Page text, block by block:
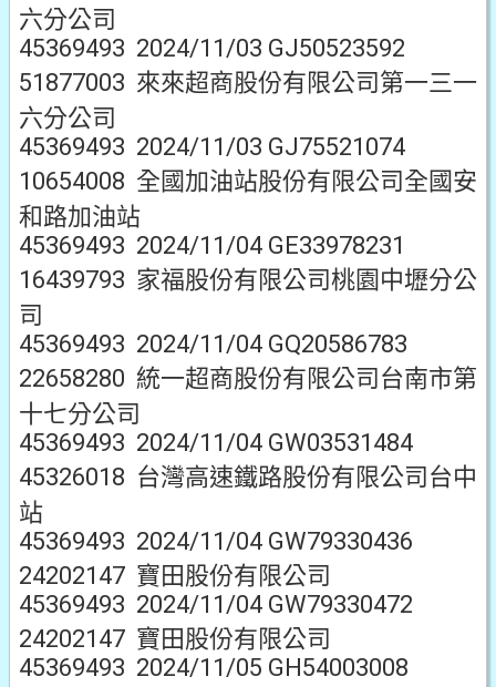
六分公司
45369493 2024/11/03 GJ50523592
51877003 來來超商股份有限公司第一三一
六分公司
45369493 2024/11/03 GJ75521074
10654008 全國加油站股份有限公司全國安
和路加油站
45369493 2024/11/04 GE33978231
16439793 家福股份有限公司桃園中壢分公
司
45369493 2024/11/04 GQ20586783
22658280 統一超商股份有限公司台南市第
十七分公司
45369493 2024/11/04 GW03531484
45326018 台灣高速鐵路股份有限公司台中
站
45369493 2024/11/04 GW79330436
24202147 寶田股份有限公司
45369493 2024/11/04 GW79330472
24202147 寶田股份有限公司
45369493 2024/11/05 GH54003008